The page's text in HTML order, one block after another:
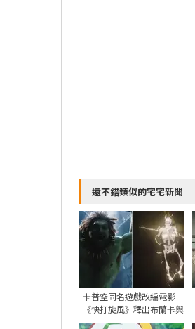
還不錯類似的宅宅新聞
卡普空同名遊戲改編電影
《快打旋風》釋出布蘭卡與
隆的對戰場面預告，裡面被